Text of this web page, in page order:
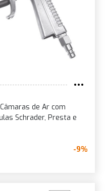
de Ar com
Schrader, Presta e
-9%